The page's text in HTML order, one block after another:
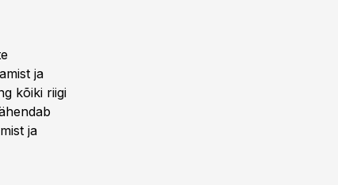
ja
kõiki riigi
ja